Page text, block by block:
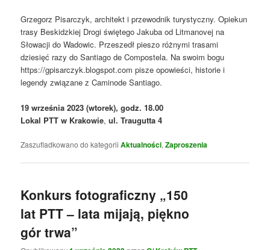
Grzegorz Pisarczyk, architekt i przewodnik turystyczny. Opiekun
trasy Beskidzkiej Drogi świętego Jakuba od Litmanovej na
Słowacji do Wadowic. Przeszedł pieszo różnymi trasami
dziesięć razy do Santiago de Compostela. Na swoim bogu
https://gpisarczyk.blogspot.com pisze opowieści, historie i
legendy związane z Caminode Santiago.
19 września 2023 (wtorek), godz. 18.00
Lokal PTT w Krakowie,ul. Traugutta 4
Zaszufladkowano do kategorii Aktualności,Zaproszenia
Konkurs fotograficzny „150
lat PTT – lata mijają, piękno
gór trwa”